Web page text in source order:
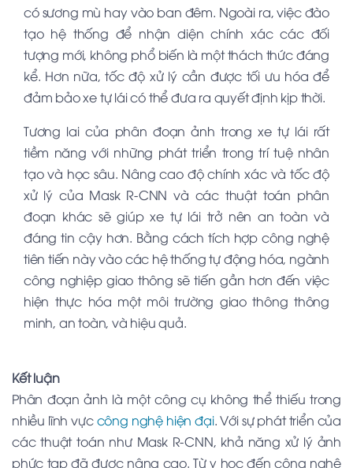
có sương mù hay vào ban đêm. Ngoài ra, việc đào
tạo hệ thống để nhận diện chính xác các đối
tượng mới, không phổ biến là một thách thức đáng
kể. Hơn nữa, tốc độ xử lý cần được tối ưu hóa để
đảm bảo xe tự lái có thể đưa ra quyết định kịp thời.
Tương lai của phân đoạn ảnh trong xe tự lái rất
tiềm năng với những phát triển trong trí tuệ nhân
tạo và học sâu. Nâng cao độ chính xác và tốc độ
xử lý của Mask R-CNN và các thuật toán phân
đoạn khác sẽ giúp xe tự lái trở nên an toàn và
đáng tin cậy hơn. Bằng cách tích hợp công nghệ
tiên tiến này vào các hệ thống tự động hóa, ngành
công nghiệp giao thông sẽ tiến gần hơn đến việc
hiện thực hóa một môi trường giao thông thông
minh, an toàn, và hiệu quả.
Kết luận
Phân đoạn ảnh là một công cụ không thể thiếu trong
nhiều lĩnh vựccông nghệ hiện đại. Với sự phát triển của
các thuật toán như Mask R-CNN, khả năng xử lý ảnh
phức tạp đã được nâng cao. Từ y học đến công nghệ